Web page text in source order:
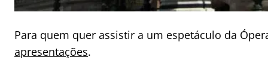
Para quem quer assistir a um espetáculo da
apresentações.